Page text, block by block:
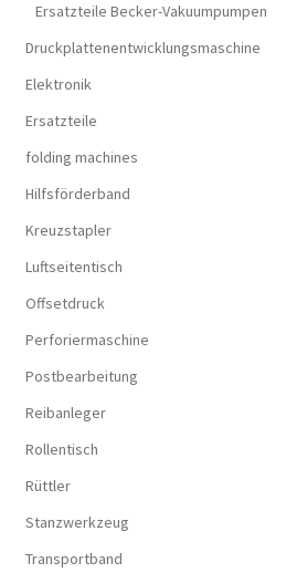
Ersatzteile Becker-Vakuumpumpen
Druckplattenentwicklungsmaschine
Elektronik
Ersatzteile
folding machines
Hilfsförderband
Kreuzstapler
Luftseitentisch
Offsetdruck
Perforiermaschine
Postbearbeitung
Reibanleger
Rollentisch
Rüttler
Stanzwerkzeug
Transportband